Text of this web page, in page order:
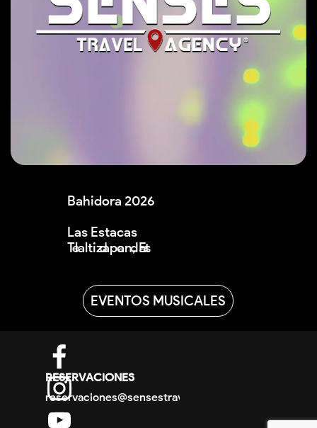
Bahidora 2026<br /><br />Las
EVENTOS MUSICALES
DIRECTORIO
RESERVACIONES
reservaciones@sensestravel.mx